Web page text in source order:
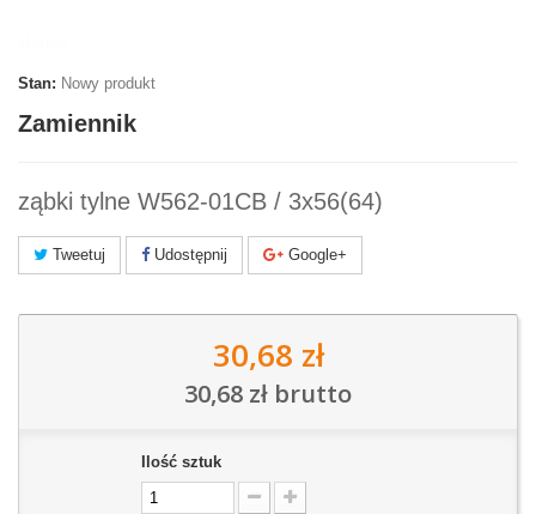
Stan: Nowy produkt
Zamiennik
ząbki tylne W562-01CB / 3x56(64)
Tweetuj Udostępnij Google+
30,68 zł
30,68 zł brutto
Ilość sztuk